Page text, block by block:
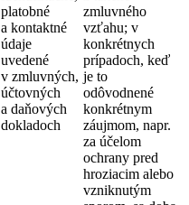
platobné
a kontaktné
údaje
uvedené
v zmluvných,
účtovných
a daňových
dokladoch
zmluvného
vzťahu; v
konkrétnych
prípadoch, keď
je to
odôvodnené
konkrétnym
záujmom, napr.
za účelom
ochrany pred
hroziacim alebo
vzniknutým